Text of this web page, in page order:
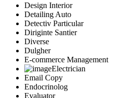
Design Interior
Detailing Auto
Detectiv Particular
Diriginte Santier
Diverse
Dulgher
E-commerce Management
Electrician
Email Copy
Endocrinolog
Evaluator